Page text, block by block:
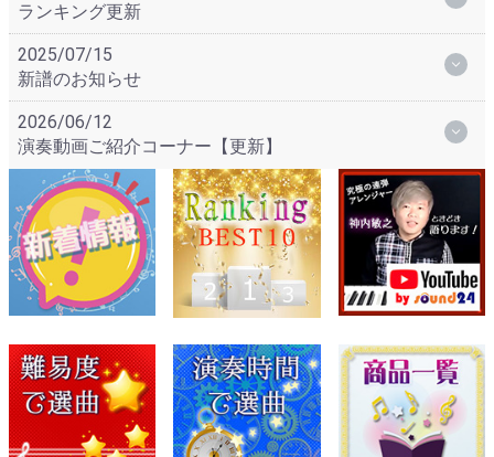
ランキング更新
2025/07/15
新譜のお知らせ
2026/06/12
演奏動画ご紹介コーナー【更新】